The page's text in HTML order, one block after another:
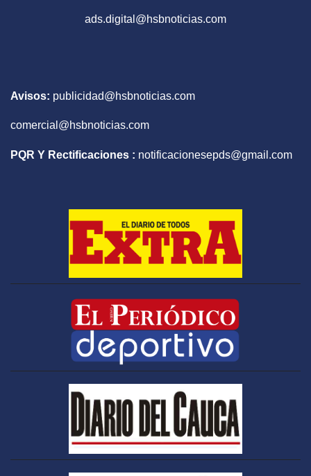
ads.digital@hsbnoticias.com
Avisos: publicidad@hsbnoticias.com
comercial@hsbnoticias.com
PQR Y Rectificaciones : notificacionesepds@gmail.com